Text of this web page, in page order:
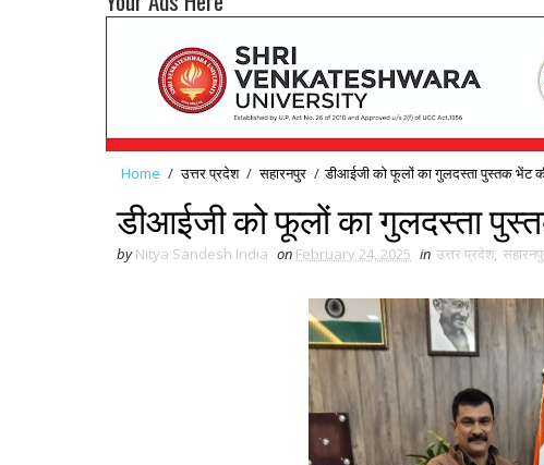
Home / उत्तर प्रदेश / सहारनपुर / डीआईजी को फूलों का गुलदस्ता पुस्तक भेंट
डीआईजी को फूलों का गुलदस्ता
by Nitya Sandesh India on February 24, 2025 in उत्तर प्रदेश,